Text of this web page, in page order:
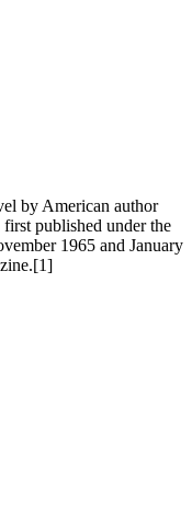
by American author
published under the
1965 and January